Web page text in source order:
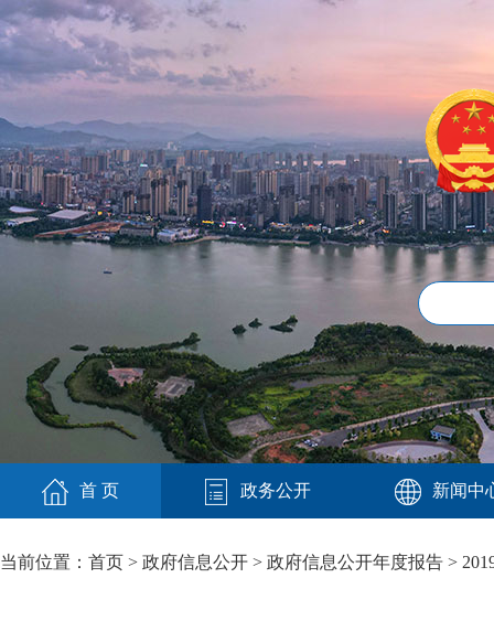
首 页 政务公开 新闻中
当前位置： 首页 > 政府信息公开 > 政府信息公开年度报告 >